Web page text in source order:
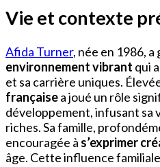
Vie et contexte
Afida Turner, née en 1986, a
environnement vibrant qui
et sa carrière uniques.
françaisea joué un rôle
développement, infusant sa
riches. Sa famille,
encouragée à s’exprimer
âge. Cette influence